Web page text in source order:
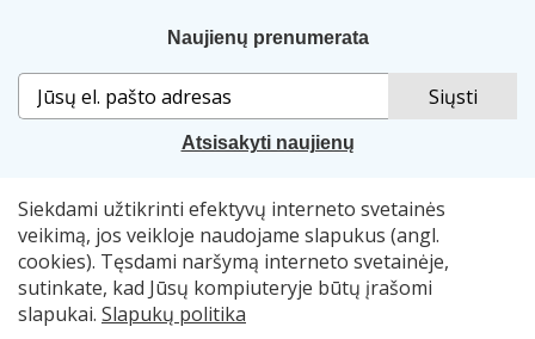
Siekdami užtikrinti efektyvų interneto svetainės
veikimą, jos veikloje naudojame slapukus (angl.
cookies). Tęsdami naršymą interneto svetainėje,
sutinkate, kad Jūsų kompiuteryje būtų įrašomi
slapukai. Slapukų politika
Naujienų prenumerata
Atsisakyti naujienų
Sprendimas: „Idamas“ . Naudojama „Smart Web“
sistema.
© 2007–2026 Lietuvos nacionalinė Martyno Mažvydo
biblioteka, el. p.skaitymometai@lnb.lt
Autorių teisės. Publikuojamų duomenų naudojimas